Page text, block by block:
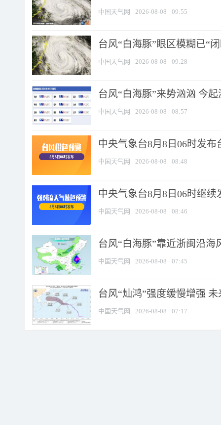
中国天气网 2026-08-08 09:55
台风“白海豚”眼区模糊已“
中国天气网 2026-08-08 09:28
台风“白海豚”来势汹汹 今
中国天气网 2026-08-08 08:57
中央气象台8月8日06时发布
中国天气网 2026-08-08 08:48
中央气象台8月8日06时继
中国天气网 2026-08-08 08:46
台风“白海豚”靠近浙闽沿
中国天气网 2026-08-08 07:45
台风“灿鸿”强度缓慢增强
中国天气网 2026-08-08 07:17